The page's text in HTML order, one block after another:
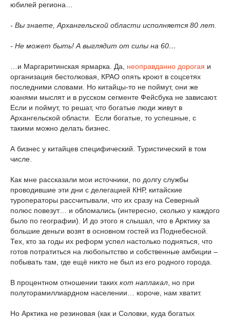
юбилей региона…
- Вы знаете, Архангельской области исполняется 80 лет.
- Не может быть! А выглядит от силы на 60…
…и Маргаритинская ярмарка. Да, неоправданно дорогая и
организация бестолковая, КРАО опять кроют в соцсетях
последними словами. Но китайцы-то не поймут, они же
юанями мыслят и в русском сегменте Фейсбука не зависают.
Если и поймут, то решат, что богатые люди живут в
Архангельской области. Если богатые, то успешные, с
такими можно делать бизнес.
А бизнес у китайцев специфический. Туристический в том
числе.
Как мне рассказали мои источники, по долгу службы
проводившие эти дни с делегацией КНР, китайские
туроператоры рассчитывали, что их сразу на Северный
полюс повезут… и обломались (интересно, сколько у каждого
было по географии). И до этого я слышал, что в Арктику за
большие деньги возят в основном гостей из Поднебесной.
Тех, кто за годы их реформ успел настолько подняться, что
готов потратиться на любопытство и собственные амбиции –
побывать там, где ещё никто не был из его родного города.
В процентном отношении таких кот наплакал , но при
полуторамиллиардном населении… короче, нам хватит.
Но Арктика не резиновая (как и Соловки, куда богатых